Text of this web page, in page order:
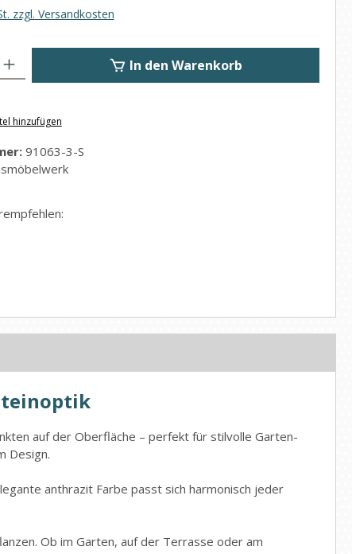
zzgl. Versandkosten
Gib den gewünschten Wert ein oder benutze die Schaltflächen um
In den Warenkorb
hinzufügen
91063-3-S
auf der Oberfläche – perfekt für stilvolle Garten-
Design.
anthrazit Farbe passt sich harmonisch jeder
Ob im Garten, auf der Terrasse oder am